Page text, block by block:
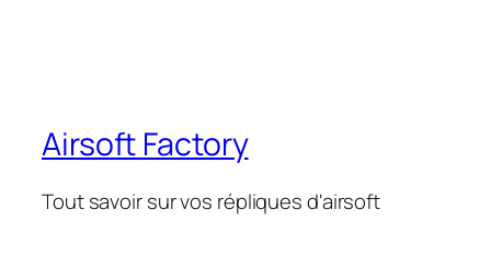
Airsoft Factory
Tout savoir sur vos répliques d'airsoft